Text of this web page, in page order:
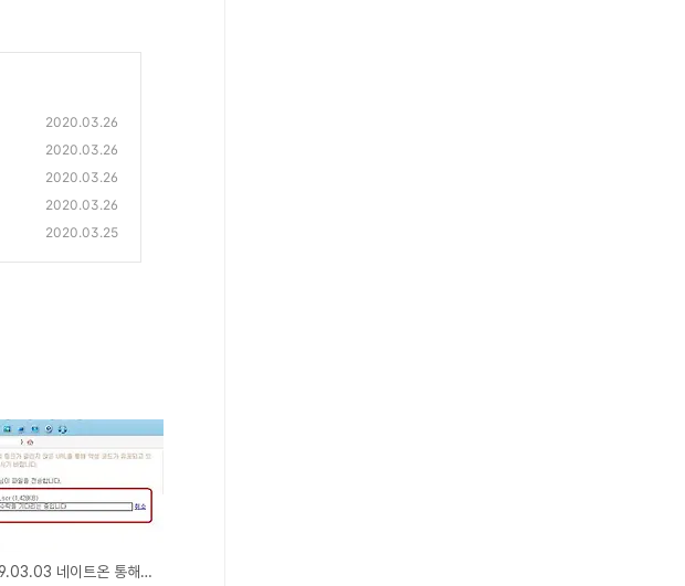
2020.03.26
2020.03.26
2020.03.26
2020.03.26
2020.03.25
2009.03.03 네이트온 통해 백신 무력화 시키는 악성코드 주의